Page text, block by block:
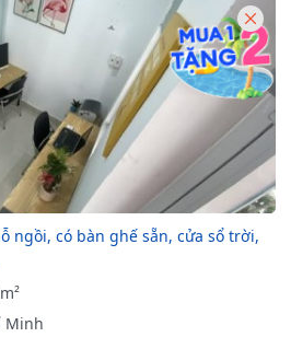
ngồi, có bàn ghế sẵn, cửa sổ trời,
Minh